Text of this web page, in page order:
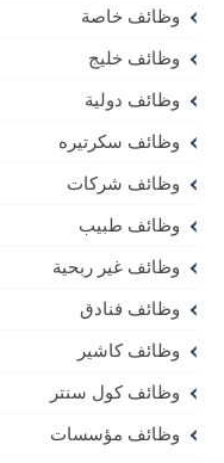
وظائف خاصة
وظائف خليج
وظائف دولية
وظائف سكرتيره
وظائف شركات
وظائف طبيب
وظائف غير ربحية
وظائف فنادق
وظائف كاشير
وظائف كول سنتر
وظائف مؤسسات